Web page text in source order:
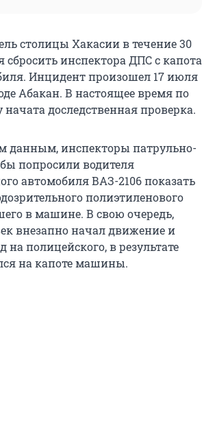
столицы Хакасии в течение 30
инспектора ДПС с капота
Инцидент произошел 17 июля
Абакан. В настоящее время по
доследственная проверка.
данным, инспекторы патрульно-
попросили водителя
автомобиля ВАЗ-2106 показать
полиэтиленового
в машине. В свою очередь,
внезапно начал движение и
на полицейского, в результате
на капоте машины.